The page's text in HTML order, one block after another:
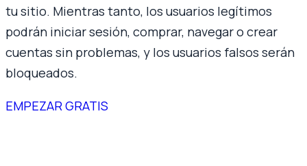
tu sitio. Mientras tanto, los usuarios legítimos
podrán iniciar sesión, comprar, navegar o crear
cuentas sin problemas, y los usuarios falsos serán
bloqueados.
EMPEZAR GRATIS